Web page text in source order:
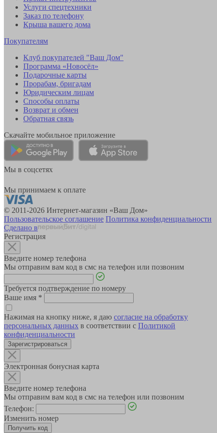
Услуги спецтехники
Заказ по телефону
Крыша вашего дома
Покупателям
Клуб покупателей "Ваш Дом"
Программа «Новосёл»
Подарочные карты
Прорабам, бригадам
Юридическим лицам
Способы оплаты
Возврат и обмен
Обратная связь
Скачайте мобильное приложение
Мы в соцсетях
Мы принимаем к оплате
© 2011-2026 Интернет-магазин «Ваш Дом»
Пользовательское соглашение Политика конфиденциальности
Сделано в
Регистрация
Введите номер телефона
Мы отправим вам код в смс на телефон или позвоним
Требуется подтверждение по номеру
Ваше имя *
Нажимая на кнопку ниже, я даю согласие на обработку
персональных данных в соответствии с Политикой
конфиденциальности
Зарегистрироваться
Электронная бонусная карта
Введите номер телефона
Мы отправим вам код в смс на телефон или позвоним
Телефон:
Изменить номер